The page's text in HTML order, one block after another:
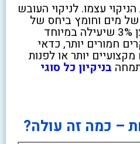
עצמו. לניקוי העובש
מים וחומץ ביחס של
1:1, או בתמיסת מי חמצן 3% שיעילה במיוחד
חמורים יותר, כדאי
יותר או לפנות
בניקיון כל סוגי
– כמה זה עולה?